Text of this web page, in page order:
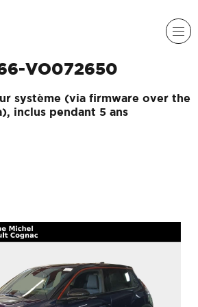
VO072650
système (via firmware over the
inclus pendant 5 ans